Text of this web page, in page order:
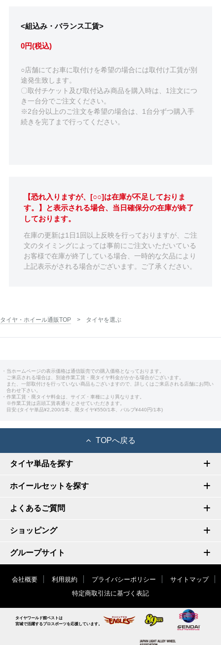
<組込み・バランス工賃>
0円(税込)
○店舗にてお車に取付けを希望の場合には取付け工賃が別
途発生致します。
〇取付チケット及び取付込み商品を購入時は、1注文につ
き一台分でご注文ください。
※2台分以上のご注文を希望の場合は、1台分ずつ購入手
続きを完了まで行ってください。
【恐れ入りますが、[○○]は在庫が不足しておりま
す。】と表示される場合、当日確保分の在庫が終了
しております。
在庫の更新は1日1回以上反映を行っておりますが、ご注
文のタイミングによっては事前にご注文いただいている
お客様で在庫が終了している場合、一時的な欠品により
上記表示がされる場合がございます。ご了承ください。
タイヤ・ホイール通販TOP タイヤを選ぶ
・当ホームページの表示価格は通信販売での購入価格となっております。
ご来店される場合は、別途作業工賃・廃タイヤ料金がかかる場合がございます。
また、一部取付けを行っていない商品もございますので、詳しくはご来店される店舗にお問い
合わせ下さい。
・作業工賃・廃タイヤ料金は、サイズ・車種により異なります。
※作業工賃は店頭工賃表通りとさせていただきます。
目安:(タイヤ単品¥2,200/1本、廃タイヤ¥550/1本、バルブ¥440円/1本)
TOPへ戻る
タイヤ単品を探す
ホイールセットを探す
よくあるご質問
ショッピング
グループサイト
会社概要 利用規約 プライバシーポリシー
サイトマップ
特定商取引法に基づく表記
タイヤワールド館ベストは
宮城で活躍するプロスポーツを応援しています。